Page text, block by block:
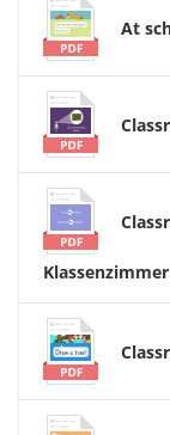
At
Klassenzimmer